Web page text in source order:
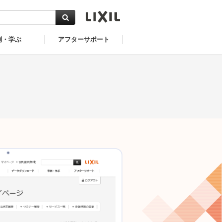
・学ぶ アフターサポート